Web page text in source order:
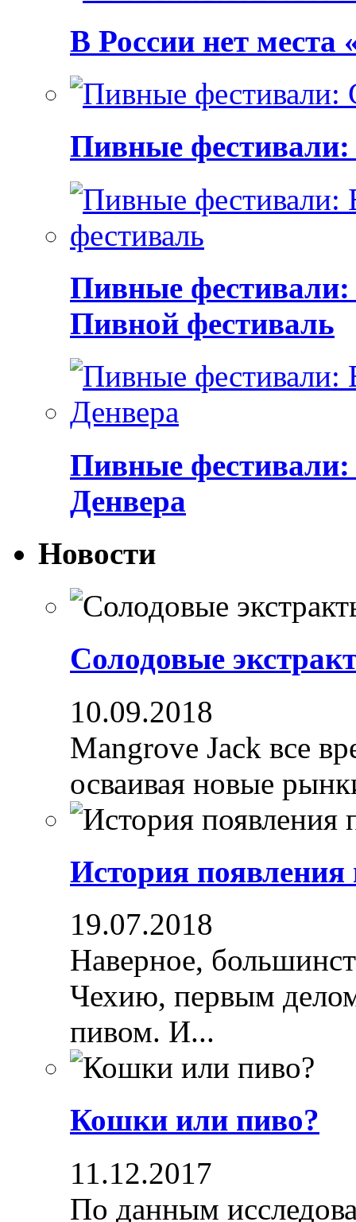
В России нет места
Пивные фестивали:
Пивные
Пивной фестиваль
Пивные фестивали:
Денвера
Новости
Солодовые
10.09.2018
Mangrove Jack все
осваивая новые
История появления
19.07.2018
Наверное,
Чехию, первым
пивом. И...
Кошки или пиво?
11.12.2017
По данным